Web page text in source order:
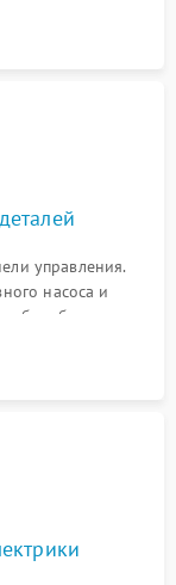
управления.
насоса и
барабана и
на разрывы.